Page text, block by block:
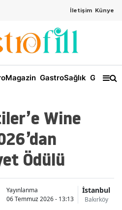
İletişim Künye
GastroSağlık
Wine
Ödülü
Yayınlanma
06 Temmuz 2026 - 13:13
İstanbul
Bakırköy